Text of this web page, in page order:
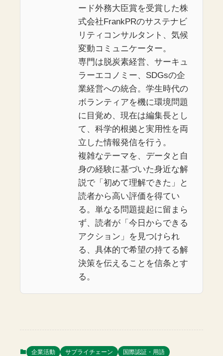
ード外務大臣賞を受賞した株
式会社FrankPRのサステナビ
リティコンサルタント、気候
変動コミュニケーター。
専門は脱炭素経営、サーキュ
ラーエコノミー、SDGsの企
業経営への統合。学生時代の
ボランティアを機に環境問題
に目覚め、現在は編集長とし
て、科学的根拠と実用性を両
立した情報発信を行う。
複雑なテーマを、データと自
身の経験に基づいた身近な解
説で「初めて理解できた」と
読者から高い評価を得てい
る。単なる問題提起に留まら
ず、読者が「今日からできる
アクション」を見つけられ
る、具体的で希望の持てる解
決策を伝えることを信条とす
る。
企業活動 サプライチェーン
国際認証・用語